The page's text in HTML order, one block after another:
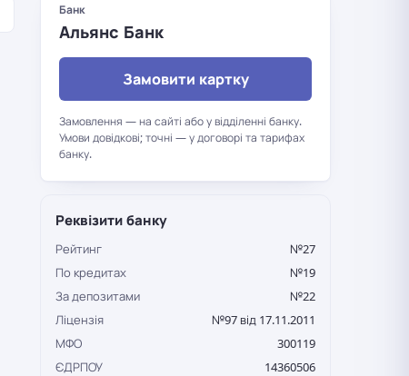
Банк
Альянс Банк
Замовити картку
Замовлення — на сайті або у відділенні банку.
Умови довідкові; точні — у договорі та тарифах
банку.
Реквізити банку
Рейтинг
№27
По кредитах
№19
За депозитами
№22
Ліцензія
№97 від 17.11.2011
МФО
300119
ЄДРПОУ
14360506